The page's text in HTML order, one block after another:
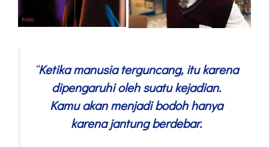
“Ketika manusia terguncang, itu karena
dipengaruhi oleh suatu kejadian.
Kamu akan menjadi bodoh hanya
karena jantung berdebar.